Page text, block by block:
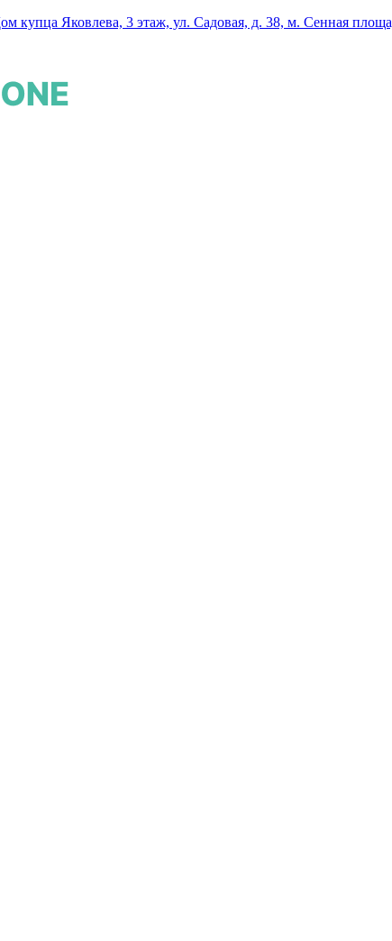
купца Яковлева, 3 этаж, ул. Садовая, д. 38, м. Сенная